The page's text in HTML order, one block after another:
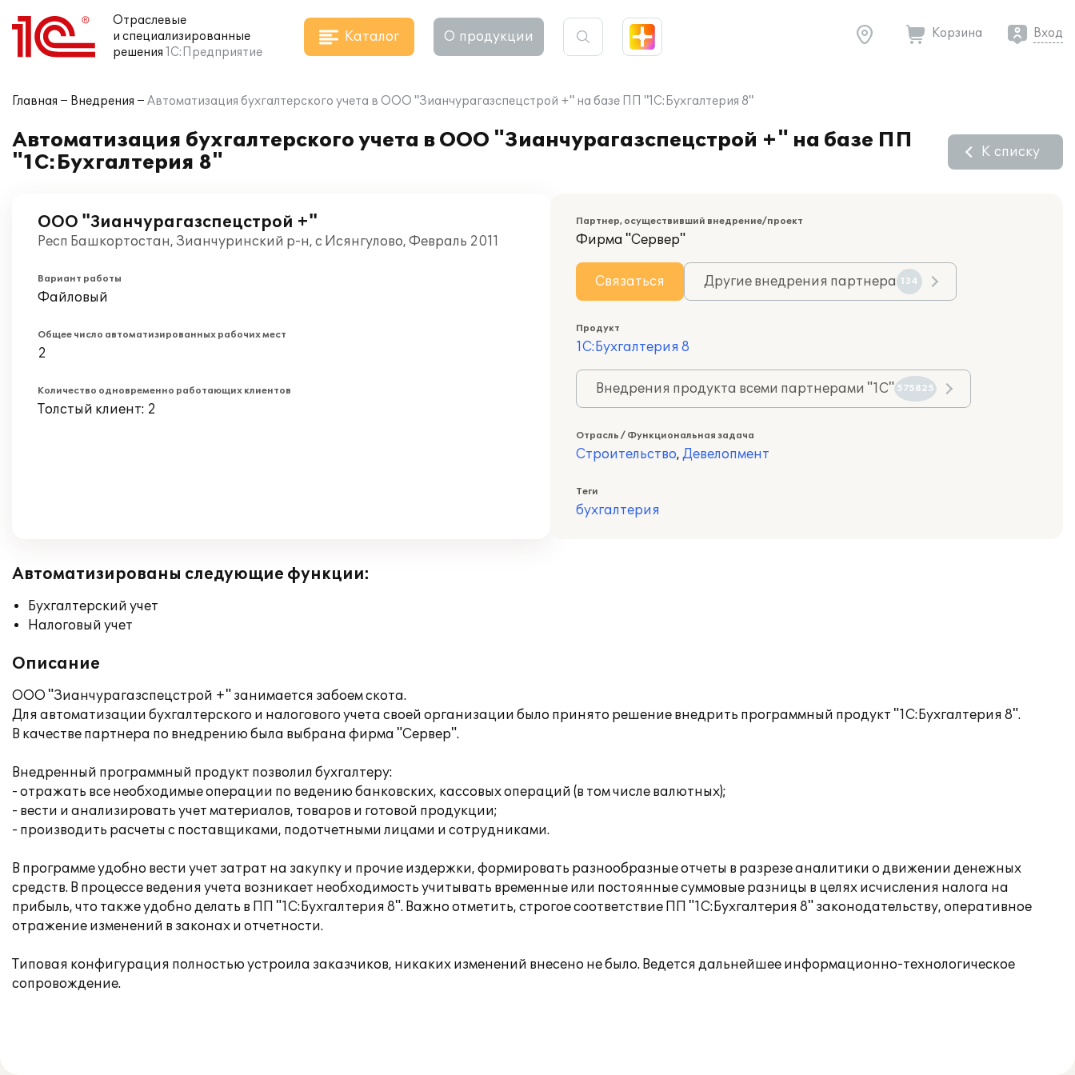
Отраслевые
и специализированные
решения 1С:Предприятие
Каталог О продукции Корзина Вход
Главная Внедрения Автоматизация бухгалтерского учета в ООО "Зианчурагазспецстрой +" на базе ПП "1С:Бухгалтерия 8"
Автоматизация бухгалтерского учета в ООО "Зианчурагазспецстрой +" на базе ПП
"1С:Бухгалтерия 8"
К списку
ООО "Зианчурагазспецстрой +"
Респ Башкортостан, Зианчуринский р-н, с Исянгулово, Февраль 2011
Вариант работы
Файловый
Общее число автоматизированных рабочих мест
2
Количество одновременно работающих клиентов
Толстый клиент: 2
Партнер, осуществивший внедрение/проект
Фирма "Сервер"
Связаться Другие внедрения партнера 134
Продукт
1С:Бухгалтерия 8
Внедрения продукта всеми партнерами "1С" 575825
Отрасль / Функциональная задача
Строительство, Девелопмент
Теги
бухгалтерия
Автоматизированы следующие функции:
Бухгалтерский учет
Налоговый учет
Описание
ООО "Зианчурагазспецстрой +" занимается забоем скота.
Для автоматизации бухгалтерского и налогового учета своей организации было принято решение внедрить программный продукт "1С:Бухгалтерия 8".
В качестве партнера по внедрению была выбрана фирма "Сервер".
Внедренный программный продукт позволил бухгалтеру:
- отражать все необходимые операции по ведению банковских, кассовых операций (в том числе валютных);
- вести и анализировать учет материалов, товаров и готовой продукции;
- производить расчеты с поставщиками, подотчетными лицами и сотрудниками.
В программе удобно вести учет затрат на закупку и прочие издержки, формировать разнообразные отчеты в разрезе аналитики о движении денежных
средств. В процессе ведения учета возникает необходимость учитывать временные или постоянные суммовые разницы в целях исчисления налога на
прибыль, что также удобно делать в ПП "1С:Бухгалтерия 8". Важно отметить, строгое соответствие ПП "1С:Бухгалтерия 8" законодательству, оперативное
отражение изменений в законах и отчетности.
Типовая конфигурация полностью устроила заказчиков, никаких изменений внесено не было. Ведется дальнейшее информационно-технологическое
сопровождение.